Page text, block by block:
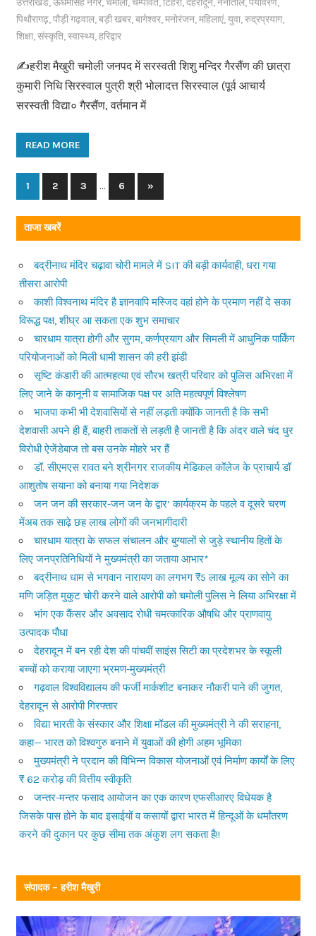
पिथौरागढ़,पौड़ी गढ़वाल,बड़ी खबर,बागेश्वर,मनोरंजन,महिलाएं,युवा,रुद्रप्रयाग,
शिक्षा,संस्कृति,स्वास्थ्य,हरिद्वार
✍️हरीश मैखुरी चमोली जनपद में सरस्वती शिशु मन्दिर गैरसैंण की छात्रा
कुमारी निधि सिरस्वाल पुत्री श्री भोलादत्त सिरस्वाल (पूर्व आचार्य
सरस्वती विद्या० गैरसैंण, वर्तमान में
READ MORE
Posts
navigation
1 2 3 … 6
Next
Posts
»
ताजा खबरें
बद्रीनाथ मंदिर चढ़ावा चोरी मामले में SIT की बड़ी कार्यवाही, धरा गया
तीसरा आरोपी
काशी विश्वनाथ मंदिर है ज्ञानवापि मस्जिद वहां होने के प्रमाण नहीं दे सका
विरूद्ध पक्ष, शीघ्र आ सकता एक शुभ समाचार
चारधाम यात्रा होगी और सुगम, कर्णप्रयाग और सिमली में आधुनिक पार्किंग
परियोजनाओं को मिली धामी शासन की हरी झंडी
सृष्टि कंडारी की आत्महत्या एवं सौरभ खत्री परिवार को पुलिस अभिरक्षा में
लिए जाने के कानूनी व सामाजिक पक्ष पर अति महत्वपूर्ण विश्लेषण
भाजपा कभी भी देशवासियों से नहीं लड़ती क्योंकि जानती है कि सभी
देशवासी अपने ही हैं, बाहरी ताकतों से लड़ती है जानती है कि अंदर वाले चंद धुर
विरोधी ऐजेंडेबाज तो बस उनके मोहरे भर हैं
डॉ. सीएमएस रावत बने श्रीनगर राजकीय मेडिकल कॉलेज के प्राचार्य डॉ
आशुतोष सयाना को बनाया गया निदेशक
जन जन की सरकार-जन जन के द्वार’ कार्यक्रम के पहले व दूसरे चरण
मेंअब तक साढ़े छह लाख लोगों की जनभागीदारी
चारधाम यात्रा के सफल संचालन और बुग्यालों से जुड़े स्थानीय हितों के
लिए जनप्रतिनिधियों ने मुख्यमंत्री का जताया आभार*
बद्रीनाथ धाम से भगवान नारायण का लगभग ₹5 लाख मूल्य का सोने का
मणि जड़ित मुकुट चोरी करने वाले आरोपी को चमोली पुलिस ने लिया अभिरक्षा में
भांग एक कैंसर और अवसाद रोधी चमत्कारिक औषधि और प्राणवायु
उत्पादक पौधा
देहरादून में बन रही देश की पांचवीं साइंस सिटी का प्रदेशभर के स्कूली
बच्चों को कराया जाएगा भ्रमण-मुख्यमंत्री
गढ़वाल विश्वविद्यालय की फर्जी मार्कशीट बनाकर नौकरी पाने की जुगत,
देहरादून से आरोपी गिरफ्तार
विद्या भारती के संस्कार और शिक्षा मॉडल की मुख्यमंत्री ने की सराहना,
कहा— भारत को विश्वगुरु बनाने में युवाओं की होगी अहम भूमिका
मुख्यमंत्री ने प्रदान की विभिन्न विकास योजनाओं एवं निर्माण कार्यों के लिए
₹ 62 करोड़ की वित्तीय स्वीकृति
जन्तर-मन्तर फसाद आयोजन का एक कारण एफसीआरए विधेयक है
जिसके पास होने के बाद इसाईयों व कसायों द्वारा भारत में हिन्दूओं के धर्मांतरण
करने की दुकान पर कुछ सीमा तक अंकुश लग सकता है!!
संपादक – हरीश मैखुरी